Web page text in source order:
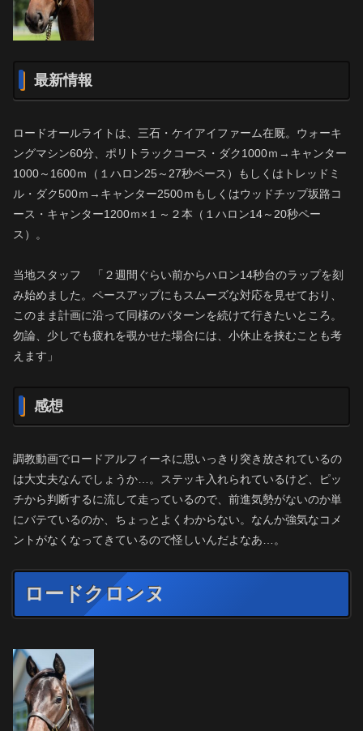
最新情報
ロードオールライトは、三石・ケイアイファーム在厩。ウォーキ
ングマシン60分、ポリトラックコース・ダク1000ｍ→キャンター
1000～1600ｍ（１ハロン25～27秒ペース）もしくはトレッドミ
ル・ダク500ｍ→キャンター2500ｍもしくはウッドチップ坂路コ
ース・キャンター1200ｍ×１～２本（１ハロン14～20秒ペー
ス）。
当地スタッフ 「２週間ぐらい前からハロン14秒台のラップを刻
み始めました。ペースアップにもスムーズな対応を見せており、
このまま計画に沿って同様のパターンを続けて行きたいところ。
勿論、少しでも疲れを覗かせた場合には、小休止を挟むことも考
えます」
感想
調教動画でロードアルフィーネに思いっきり突き放されているの
は大丈夫なんでしょうか…。ステッキ入れられているけど、ピッ
チから判断するに流して走っているので、前進気勢がないのか単
にバテているのか、ちょっとよくわからない。なんか強気なコメ
ントがなくなってきているので怪しいんだよなあ…。
ロードクロンヌ